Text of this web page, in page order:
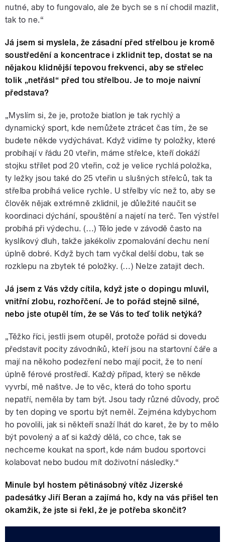
nutné, aby to fungovalo, ale že bych se s ní chodil mazlit,
tak to ne.“
Já jsem si myslela, že zásadní před střelbou je kromě
soustředění a koncentrace i zklidnit tep, dostat se na
nějakou klidnější tepovou frekvenci, aby se střelec
tolik „netřásl“ před tou střelbou. Je to moje naivní
představa?
„Myslím si, že je, protože biatlon je tak rychlý a
dynamický sport, kde nemůžete ztrácet čas tím, že se
budete někde vydýchávat. Když vidíme ty položky, které
probíhají v řádu 20 vteřin, máme střelce, kteří dokáží
stojku střílet pod 20 vteřin, což je velice rychlá položka,
ty ležky jsou také do 25 vteřin u slušných střelců, tak ta
střelba probíhá velice rychle. U střelby víc než to, aby se
člověk nějak extrémně zklidnil, je důležité naučit se
koordinaci dýchání, spouštění a najetí na terč. Ten výstřel
probíhá při výdechu. (…) Tělo jede v závodě často na
kyslíkový dluh, takže jakékoliv zpomalování dechu není
úplně dobré. Když bych tam vyčkal delší dobu, tak se
rozklepu na zbytek té položky. (…) Nelze zatajit dech.
Já jsem z Vás vždy cítila, když jste o dopingu mluvil,
vnitřní zlobu, rozhořčení. Je to pořád stejně silné,
nebo jste otupěl tím, že se Vás to teď tolik netýká?
„Těžko říci, jestli jsem otupěl, protože pořád si dovedu
představit pocity závodníků, kteří jsou na startovní čáře a
mají na někoho podezření nebo mají pocit, že to není
úplně férové prostředí. Každý případ, který se někde
vyvrbí, mě naštve. Je to věc, která do toho sportu
nepatří, neměla by tam být. Jsou tady různé důvody, proč
by ten doping ve sportu být neměl. Zejména kdybychom
ho povolili, jak si někteří snaží lhát do karet, že by to mělo
být povolený a ať si každý dělá, co chce, tak se
nechceme koukat na sport, kde nám budou sportovci
kolabovat nebo budou mít doživotní následky.“
Minule byl hostem pětinásobný vítěz Jizerské
padesátky Jiří Beran a zajímá ho, kdy na vás přišel ten
okamžik, že jste si řekl, že je potřeba skončit?